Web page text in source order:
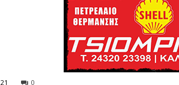
0
21